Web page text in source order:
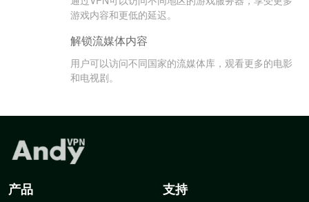
游戏内容和更低的延迟。
解锁流媒体内容
用户可以访问不同国家的流媒体库，观看更多的电影
和电视剧。
产品 支持